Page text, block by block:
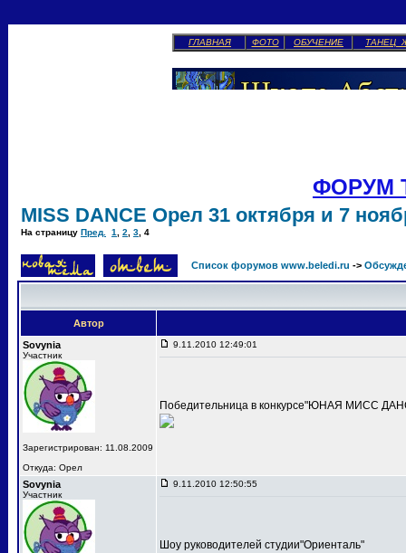
ГЛАВНАЯ ФОТО ОБУЧЕНИЕ ТАНЕЦ
ФОРУМ
MISS DANCE Орел 31 октября и 7
На страницу Пред. 1 2 3 4
Список форумов www.beledi.ru ->
Автор
Sovynia
Участник
Зарегистрирован: 11.08.2009
Откуда: Орел
9.11.2010 12:49:01
Победительница в конкурсе"ЮНАЯ МИСС
Sovynia
Участник
9.11.2010 12:50:55
Шоу руководителей студии"Ориенталь"